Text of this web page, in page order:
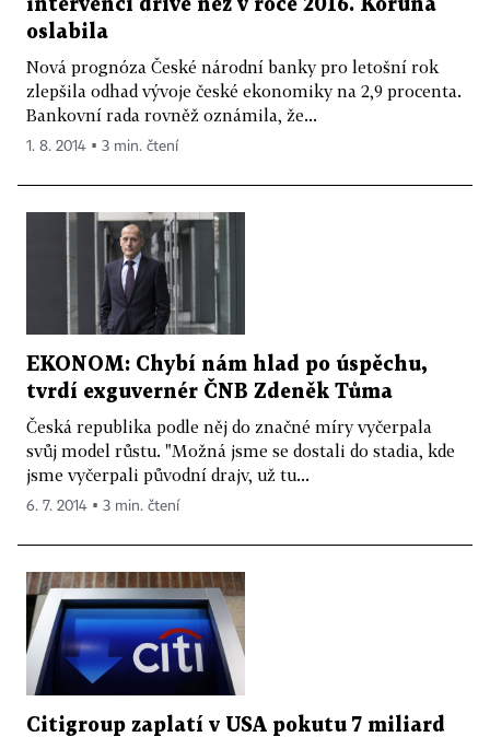
intervencí dříve než v roce 2016. Koruna
oslabila
Nová prognóza České národní banky pro letošní rok
zlepšila odhad vývoje české ekonomiky na 2,9 procenta.
Bankovní rada rovněž oznámila, že...
1. 8. 2014 ▪ 3 min. čtení
EKONOM: Chybí nám hlad po úspěchu,
tvrdí exguvernér ČNB Zdeněk Tůma
Česká republika podle něj do značné míry vyčerpala
svůj model růstu. "Možná jsme se dostali do stadia, kde
jsme vyčerpali původní drajv, už tu...
6. 7. 2014 ▪ 3 min. čtení
Citigroup zaplatí v USA pokutu 7 miliard